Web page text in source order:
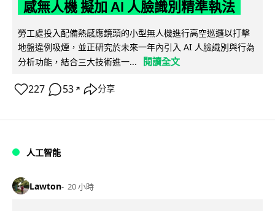
感無人機 擬加 AI 人臉識別精準執法
勞工處投入配備熱感應鏡頭的小型無人機進行高空巡邏以打擊
地盤違例吸煙，並正研究於未來一年內引入 AI 人臉識別與行為
分析功能，結合三大技術進一...
閱讀全文
227 53 ↗ 分享
人工智能
Lawton 20 小時